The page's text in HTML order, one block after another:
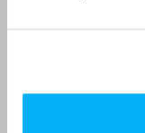
Pirkėjų